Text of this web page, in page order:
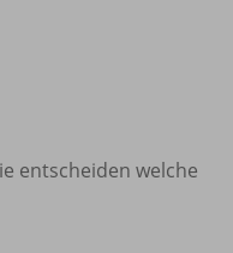
entscheiden welche